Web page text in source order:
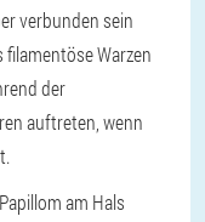
verbunden sein
Warzen
der
auftreten, wenn
am Hals